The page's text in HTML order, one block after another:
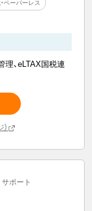
ペーパーレス
理、eLTAX国税連
ポート